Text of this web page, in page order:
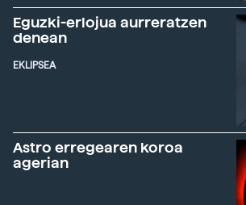
Eguzki-erlojua aurreratzen
denean
EKLIPSEA
Astro erregearen koroa
agerian